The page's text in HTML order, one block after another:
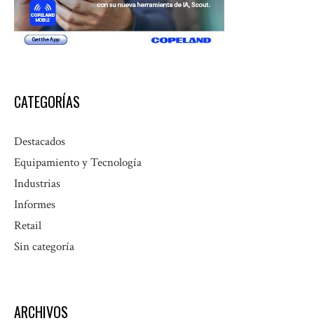
CATEGORÍAS
Destacados
Equipamiento y Tecnología
Industrias
Informes
Retail
Sin categoría
ARCHIVOS